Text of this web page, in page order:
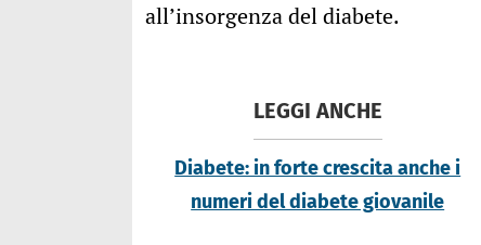
all’insorgenza del diabete.
LEGGI ANCHE
Diabete: in forte crescita anche i
numeri del diabete giovanile